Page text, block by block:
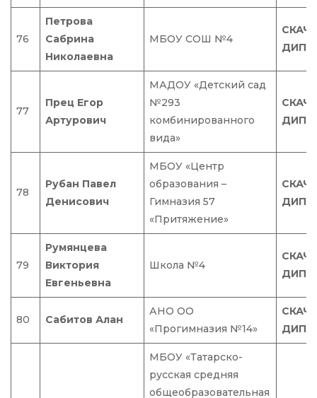
76
Петрова
Сабрина
Николаевна
МБОУ СОШ №4
77
Прец Егор
Артурович
МАДОУ «Детский сад
№293
комбинированного
вида»
78
Рубан Павел
Денисович
МБОУ «Центр
образования –
Гимназия 57
«Притяжение»
79
Румянцева
Виктория
Евгеньевна
Школа №4
80 Сабитов Алан
АНО ОО
«Прогимназия №14»
МБОУ «Татарско-
русская средняя
общеобразовательная